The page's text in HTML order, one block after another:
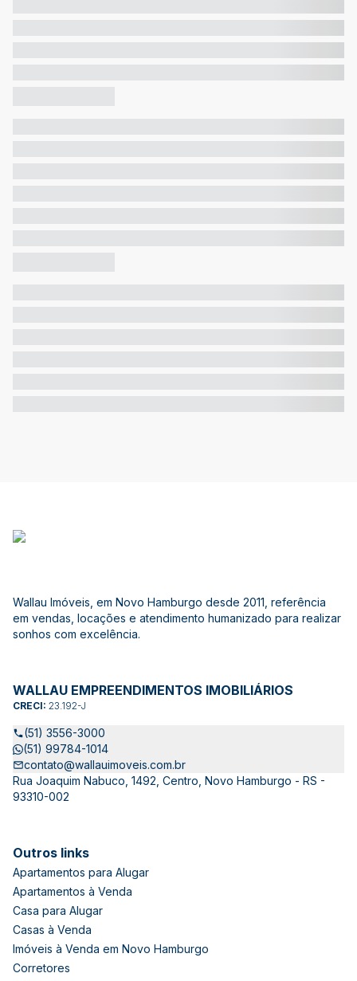
Wallau Imóveis, em Novo Hamburgo desde 2011, referência
em vendas, locações e atendimento humanizado para realizar
sonhos com excelência.
WALLAU EMPREENDIMENTOS IMOBILIÁRIOS
CRECI: 23.192-J
(51) 3556-3000
(51) 99784-1014
contato@wallauimoveis.com.br
Rua Joaquim Nabuco, 1492, Centro, Novo Hamburgo - RS -
93310-002
Outros links
Apartamentos para Alugar
Apartamentos à Venda
Casa para Alugar
Casas à Venda
Imóveis à Venda em Novo Hamburgo
Corretores